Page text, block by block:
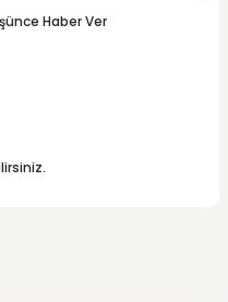
Haber Ver